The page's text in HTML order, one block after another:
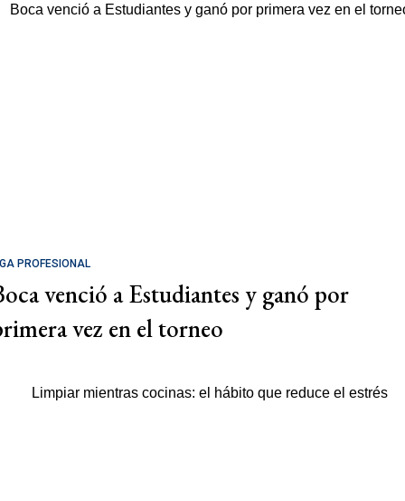
PROFESIONAL
venció a Estudiantes y ganó por
vez en el torneo